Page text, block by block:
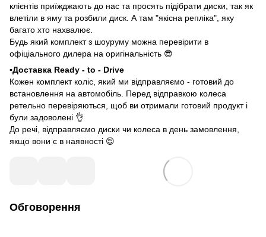
клієнтів приїжджають до нас та просять підібрати диски, так як
влетіли в яму та розбили диск. А там "якісна репліка", яку
багато хто нахвалює.
Будь який комплект з шоуруму можна перевірити в
офіціального дилера на оригінальність 😎
▪️Доставка Ready - to - Drive
Кожен комплект коліс, який ми відправляємо - готовий до
встановлення на автомобіль. Перед відправкою колеса
ретельно перевіряються, щоб ви отримали готовий продукт і
були задоволені 👌
До речі, відправляємо диски чи колеса в день замовлення,
якщо вони є в наявності 😌
Обговорення